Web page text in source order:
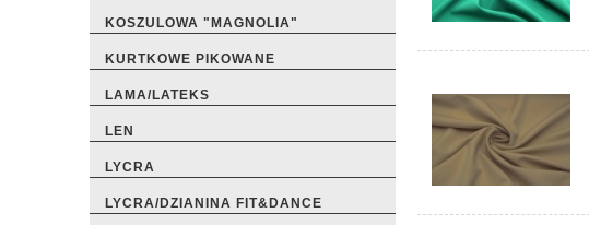
KOSZULOWA "MAGNOLIA"
KURTKOWE PIKOWANE
LAMA/LATEKS
LEN
LYCRA
LYCRA/DZIANINA FIT&DANCE